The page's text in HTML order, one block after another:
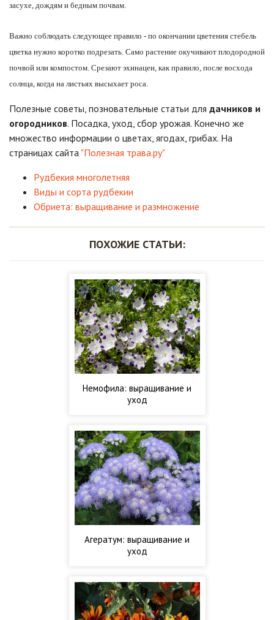
засухе, дождям и бедным почвам.
Важно соблюдать следующее правило - по окончании цветения стебель
цветка нужно коротко подрезать. Само растение окучивают плодородной
почвой или компостом. Срезают эхинацеи, как правило, после восхода
солнца, когда на листьях высыхает роса.
Полезные советы, позновательные статьи для дачников и
огородников. Посадка, уход, сбор урожая. Конечно же
множество информации о цветах, ягодах, грибах. На
страницах сайта "Полезная трава.ру"
Рудбекия многолетняя
Виды и сорта рудбекии
Обриета: выращивание и размножение
ПОХОЖИЕ СТАТЬИ:
Немофила: выращивание и
уход
Агератум: выращивание и
уход